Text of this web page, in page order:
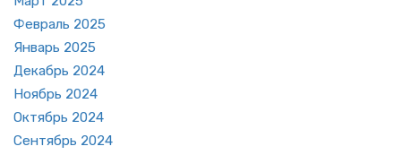
Фев­раль 2025
Ян­варь 2025
Де­кабрь 2024
Но­ябрь 2024
Ок­тябрь 2024
Сен­тябрь 2024